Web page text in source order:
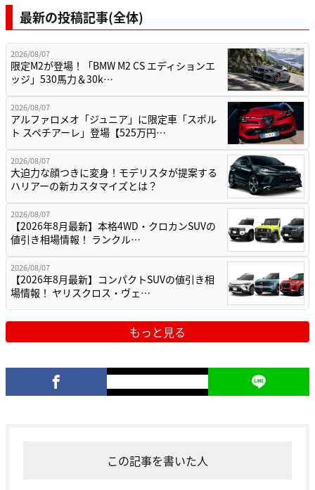
最新の投稿記事(全体)
2026/08/07
限定M2が登場！「BMW M2 CS エディションエ
ッジ」530馬力＆30k…
2026/08/07
アルファロメオ「ジュニア」に限定車「スポル
ト スペチアーレ」登場【525万円…
2026/08/07
大迫力な顔つきに変身！モデリスタが提案する
ハリアーの新カスタマイズとは？
2026/08/07
【2026年8月最新】本格4WD・クロカンSUVの
値引き相場情報！ ランクル…
2026/08/07
【2026年8月最新】コンパクトSUVの値引き相
場情報！ ヤリスクロス・ヴェ…
もっと見る
この記事を書いた人